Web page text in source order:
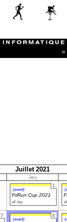
=
Juillet 2021
Jeu
1
(event)
FriRun Cup 2021
all day
7 8
(event)